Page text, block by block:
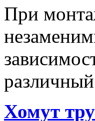
При
различный
Хомут